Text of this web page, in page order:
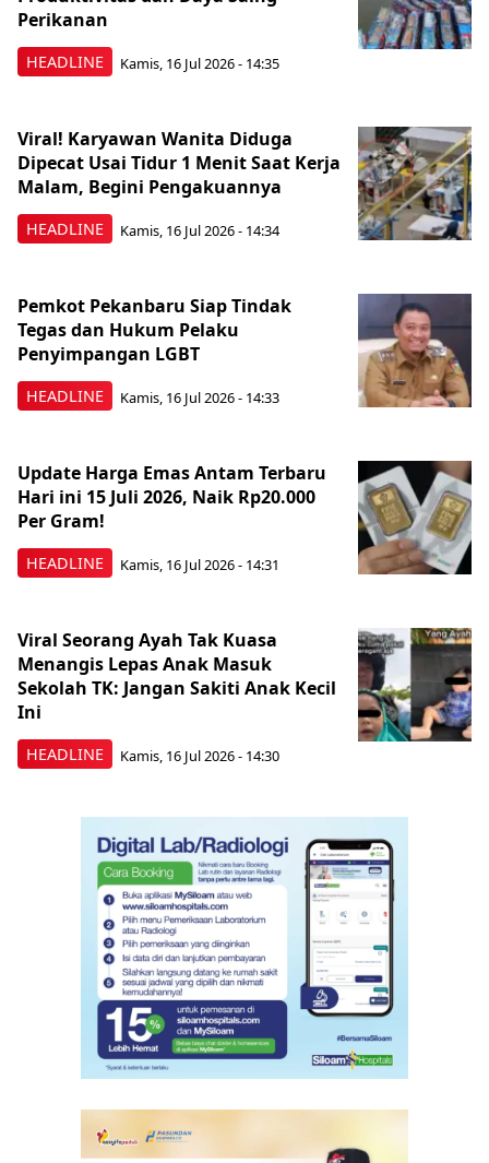
HEADLINE
Perikanan
Kamis, 16 Jul 2026 - 14:35
HEADLINE
Viral! Karyawan Wanita Diduga
Dipecat Usai Tidur 1 Menit Saat Kerja
Malam, Begini Pengakuannya
Kamis, 16 Jul 2026 - 14:34
HEADLINE
Pemkot Pekanbaru Siap Tindak
Tegas dan Hukum Pelaku
Penyimpangan LGBT
Kamis, 16 Jul 2026 - 14:33
HEADLINE
Update Harga Emas Antam Terbaru
Hari ini 15 Juli 2026, Naik Rp20.000
Per Gram!
Kamis, 16 Jul 2026 - 14:31
HEADLINE
Viral Seorang Ayah Tak Kuasa
Menangis Lepas Anak Masuk
Sekolah TK: Jangan Sakiti Anak Kecil
Ini
Kamis, 16 Jul 2026 - 14:30